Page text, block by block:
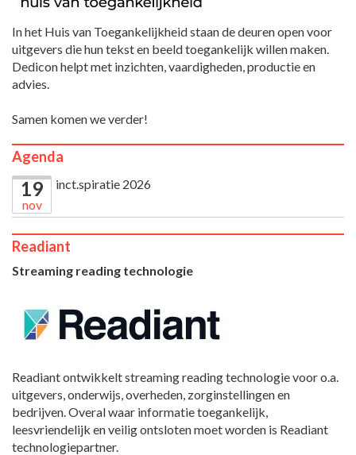
In het Huis van Toegankelijkheid staan de deuren open voor
uitgevers die hun tekst en beeld toegankelijk willen maken.
Dedicon helpt met inzichten, vaardigheden, productie en
advies.
Samen komen we verder!
Agenda
19
nov
inct.spiratie 2026
Readiant
Streaming reading technologie
Readiant ontwikkelt streaming reading technologie voor o.a.
uitgevers, onderwijs, overheden, zorginstellingen en
bedrijven. Overal waar informatie toegankelijk,
leesvriendelijk en veilig ontsloten moet worden is Readiant
technologiepartner.